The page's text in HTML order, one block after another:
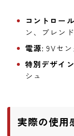
コントロール
ン、ブレン
電源: 9Vセ
特別デザイン
シュ
実際の使用